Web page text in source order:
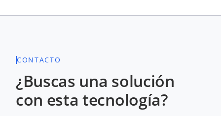
CONTACTO
¿Buscas una solución
con esta tecnología?